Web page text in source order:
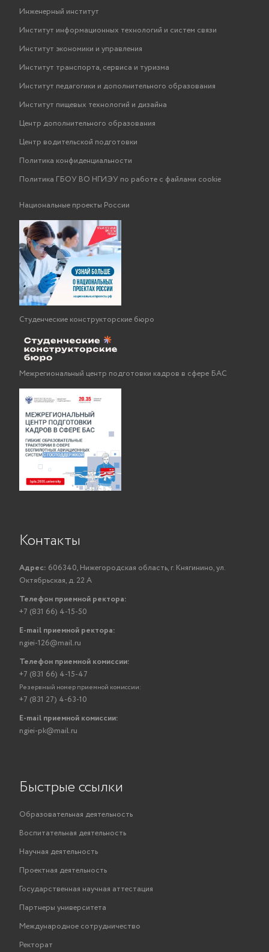
Инженерный институт
Институт информационных технологий и систем связи
Институт экономики и управления
Институт транспорта, сервиса и туризма
Институт педагогики и дополнительного образования
Институт пищевых технологий и дизайна
Центр дополнительного образования
Центр водительской подготовки
Политика конфиденциальности
Политика ГБОУ ВО НГИЭУ по работе с файлами cookie
Национальные проекты России
Студенческие конструкторские бюро
Межрегиональный центр подготовки кадров в сфере БАС
Контакты
Адрес: 606340, Нижегородская область, г. Княгинино, ул.
Октябрьская, д. 22 А
Телефон приемной ректора:
+7 (831 66) 4-15-50
E-mail приемной ректора:
ngiei-126@mail.ru
Телефон приемной комиссии:
+7 (831 66) 4-15-47
Резервный номер приемной комиссии:
+7 (831 27) 4-63-10
E-mail приемной комиссии:
ngiei-pk@mail.ru
Быстрые ссылки
Образовательная деятельность
Воспитательная деятельность
Научная деятельность
Проектная деятельность
Государственная научная аттестация
Партнеры университета
Международное сотрудничество
Ректорат